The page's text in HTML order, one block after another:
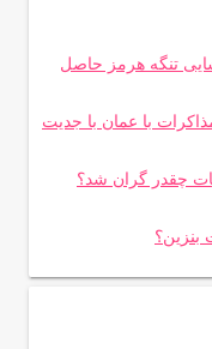
تنگه هرمز حاصل
با عمان با جدیت
بنزین؟